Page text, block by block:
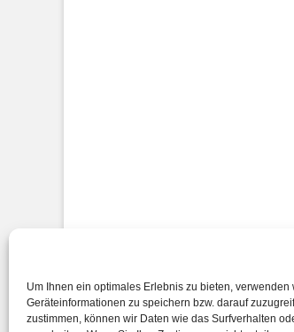
Um Ihnen ein optimales Erlebnis zu bieten,
Geräteinformationen zu speichern bzw. darauf
zustimmen, können wir Daten wie das Surfverhalten
Impressum